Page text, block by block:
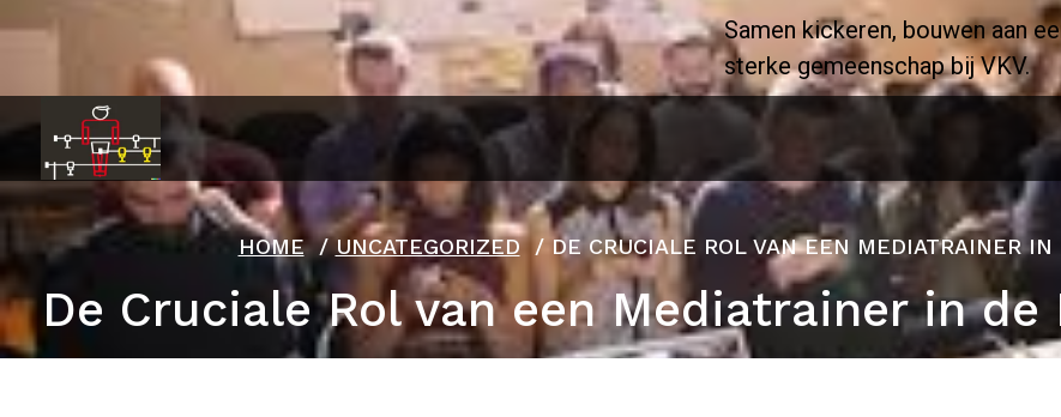
inhoud
Samen kickeren, bouwen aan
sterke gemeenschap bij VKV.
HOME/UNCATEGORIZED/ DE CRUCIALE ROL VAN EEN MEDIATRAINER
De Cruciale Rol van een Mediatrainer in de